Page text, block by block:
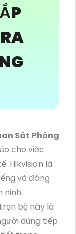
Sát Phòng
cho việc
Hikvision là
và đáng
ninh.
bộ này là
dùng tiếp